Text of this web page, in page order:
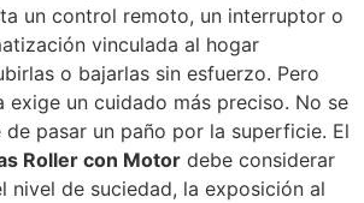
un control remoto, un interruptor o
vinculada al hogar
o bajarlas sin esfuerzo. Pero
exige un cuidado más preciso. No se
pasar un paño por la superficie. El
Roller con Motor debe considerar
nivel de suciedad, la exposición al